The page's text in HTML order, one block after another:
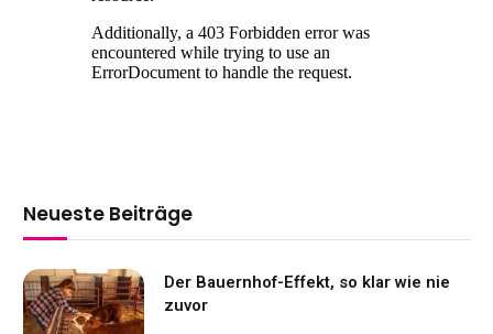
Neueste Beiträge
Der Bauernhof-Effekt, so klar wie nie
zuvor